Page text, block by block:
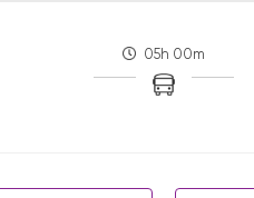
05h 00m